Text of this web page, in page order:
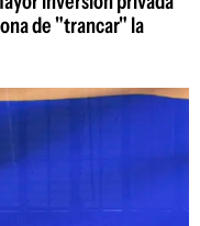
de "trancar" la